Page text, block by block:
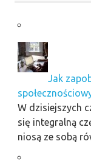
Jak
W dzisiejszych
się integralną
niosą ze sobą